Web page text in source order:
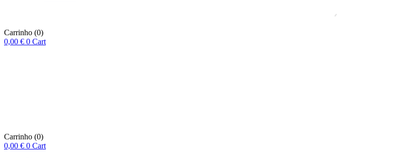
Carrinho (0)
0,00 € 0 Cart
Carrinho (0)
0,00 € 0 Cart